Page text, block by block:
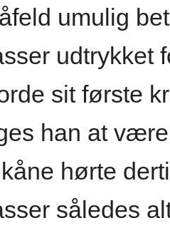
umulig
udtrykket
sit første
han at
hørte
således